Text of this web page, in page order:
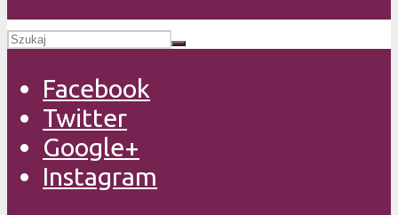
Facebook
Twitter
Google+
Instagram